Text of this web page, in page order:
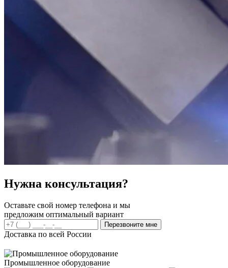
Нужна консультация?
Оставьте свой номер телефона и мы
предложим оптимальный вариант
Перезвоните мне
Доставка по всей России
Промышленное оборудование